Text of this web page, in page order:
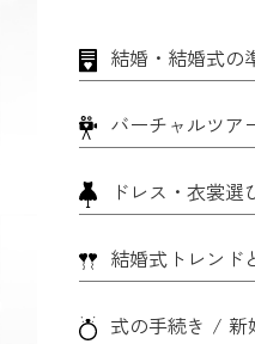
結婚・結婚式の
バーチャルツア
ドレス・衣裳選
結婚式トレンド
式の手続き / 新